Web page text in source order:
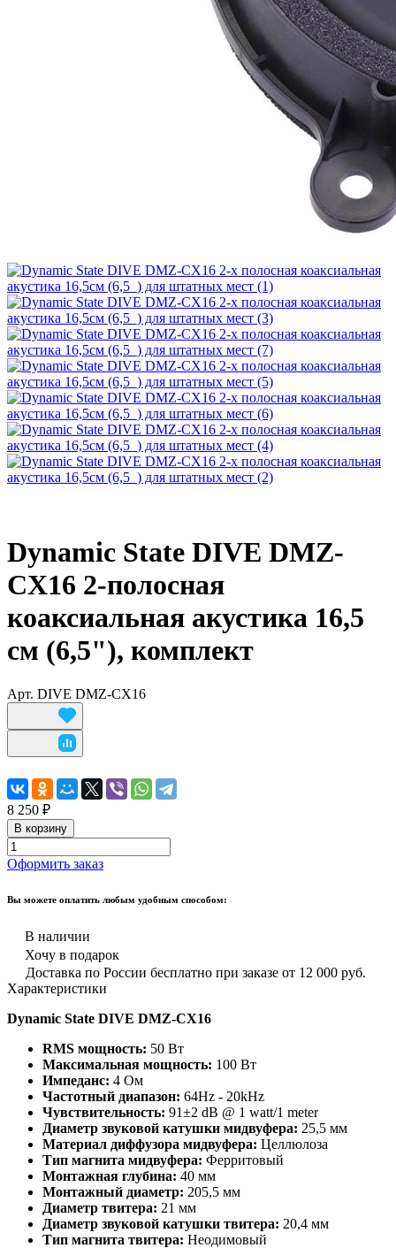
Dynamic State DIVE DMZ-
CX16 2-полосная
коаксиальная акустика 16,5
см (6,5"), комплект
Арт. DIVE DMZ-CX16
8 250 ₽
В корзину
Оформить заказ
Вы можете оплатить любым удобным способом:
В наличии
Хочу в подарок
Доставка по России бесплатно при заказе от 12 000 руб.
Характеристики
Dynamic State DIVE DMZ-CX16
RMS мощность: 50 Вт
Максимальная мощность: 100 Вт
Импеданс: 4 Ом
Частотный диапазон: 64Hz - 20kHz
Чувствительность: 91±2 dB @ 1 watt/1 meter
Диаметр звуковой катушки мидвуфера: 25,5 мм
Материал диффузора мидвуфера: Целлюлоза
Тип магнита мидвуфера: Ферритовый
Монтажная глубина: 40 мм
Монтажный диаметр: 205,5 мм
Диаметр твитера: 21 мм
Диаметр звуковой катушки твитера: 20,4 мм
Тип магнита твитера: Неодимовый